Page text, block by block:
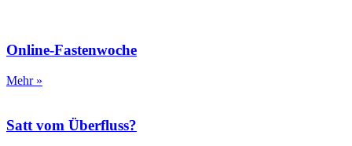
Online-Fastenwoche
Mehr »
Satt vom Überfluss?